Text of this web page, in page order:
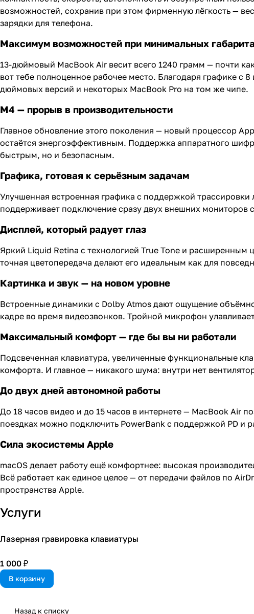
возможностей, сохранив при этом фирменную лёгкость —
зарядки для телефона.
Максимум возможностей при минимальных
13-дюймовый MacBook Air весит всего 1240 грамм — почти
вот тебе полноценное рабочее место. Благодаря графике с
дюймовых версий и некоторых MacBook Pro на том же чипе.
М4 — прорыв в производительности
Главное обновление этого поколения — новый процессор
остаётся энергоэффективным. Поддержка аппаратного
быстрым, но и безопасным.
Графика, готовая к серьёзным задачам
Улучшенная встроенная графика с поддержкой трассировки
поддерживает подключение сразу двух внешних мониторов
Дисплей, который радует глаз
Яркий Liquid Retina с технологией True Tone и
точная цветопередача делают его идеальным как для
Картинка и звук — на новом уровне
Встроенные динамики с Dolby Atmos дают ощущение
кадре во время видеозвонков. Тройной микрофон
Максимальный комфорт — где бы вы ни работали
Подсвеченная клавиатура, увеличенные функциональные
комфорта. И главное — никакого шума: внутри нет
До двух дней автономной работы
До 18 часов видео и до 15 часов в интернете — MacBook Air
поездках можно подключить PowerBank с поддержкой PD и
Сила экосистемы Apple
macOS делает работу ещё комфортнее: высокая
Всё работает как единое целое — от передачи файлов по
пространства Apple.
Услуги
Лазерная гравировка клавиатуры
1 000 ₽
В корзину
Назад к списку